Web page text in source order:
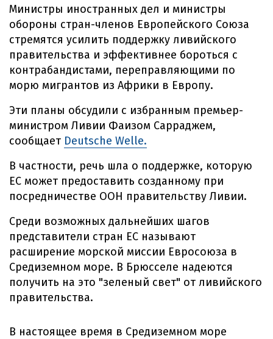
Министры иностранных дел и министры
обороны стран-членов Европейского Союза
стремятся усилить поддержку ливийского
правительства и эффективнее бороться с
контрабандистами, переправляющими по
морю мигрантов из Африки в Европу.
Эти планы обсудили с избранным премьер-
министром Ливии Фаизом Сарраджем,
сообщает Deutsche Welle.
В частности, речь шла о поддержке, которую
ЕС может предоставить созданному при
посредничестве ООН правительству Ливии.
Среди возможных дальнейших шагов
представители стран ЕС называют
расширение морской миссии Евросоюза в
Средиземном море. В Брюсселе надеются
получить на это "зеленый свет" от ливийского
правительства.
В настоящее время в Средиземном море